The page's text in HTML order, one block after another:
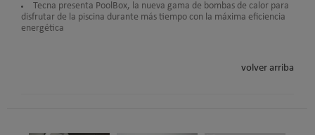
Tecna presenta PoolBox, la nueva gama de bombas de calor para
disfrutar de la piscina durante más tiempo con la máxima eficiencia
energética
volver arriba